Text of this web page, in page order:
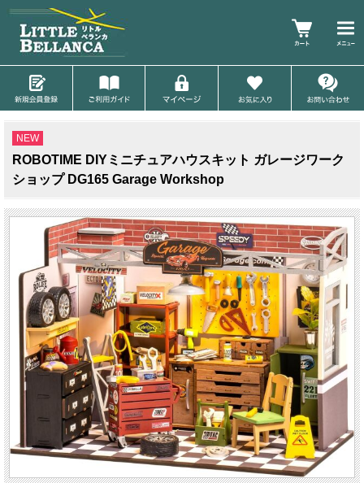
NEW
ROBOTIME DIYミニチュアハウスキット ガレージワーク
ショップ DG165 Garage Workshop